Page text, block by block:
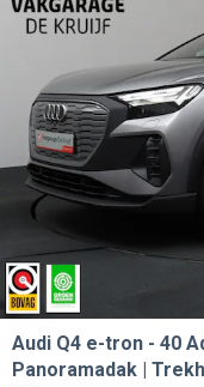
Audi Q4 e-tron
40
Panoramadak |